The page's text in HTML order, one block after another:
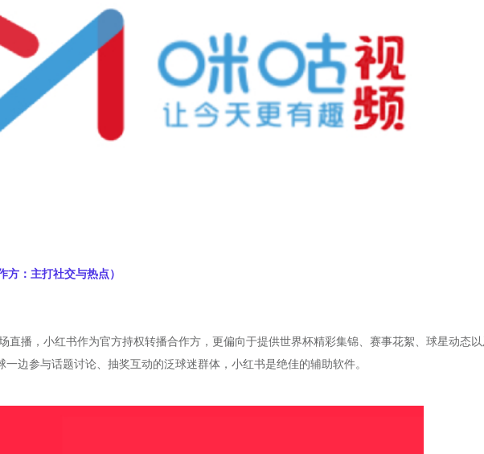
：主打社交与热点）
直播，小红书作为官方持权转播合作方，更偏向于提供世界杯精彩集锦、赛事花絮、球星动态
边参与话题讨论、抽奖互动的泛球迷群体，小红书是绝佳的辅助软件。